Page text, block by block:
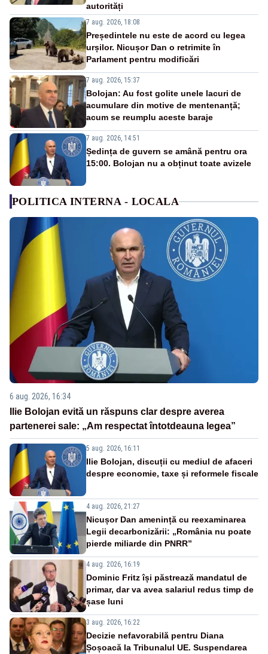
autorități
7 aug. 2026, 18:08
Președintele nu este de acord cu legea
urșilor. Nicușor Dan o retrimite în
Parlament pentru modificări
7 aug. 2026, 15:37
Bolojan: Au fost golite unele lacuri de
acumulare din motive de mentenanță;
acum se reumplu aceste baraje
7 aug. 2026, 14:51
Ședința de guvern se amână pentru ora
15:00. Bolojan nu a obținut toate avizele
POLITICA INTERNA - LOCALA
6 aug. 2026, 16:34
Ilie Bolojan evită un răspuns clar despre averea
partenerei sale: „Am respectat întotdeauna legea”
5 aug. 2026, 16:11
Ilie Bolojan, discuții cu mediul de afaceri
despre economie, taxe și reformele fiscale
4 aug. 2026, 21:27
Nicușor Dan amenință cu reexaminarea
Legii decarbonizării: „România nu poate
pierde miliarde din PNRR”
4 aug. 2026, 16:19
Dominic Fritz își păstrează mandatul de
primar, dar va avea salariul redus timp de
șase luni
3 aug. 2026, 16:22
Decizie nefavorabilă pentru Diana
Șoșoacă la Tribunalul UE. Suspendarea